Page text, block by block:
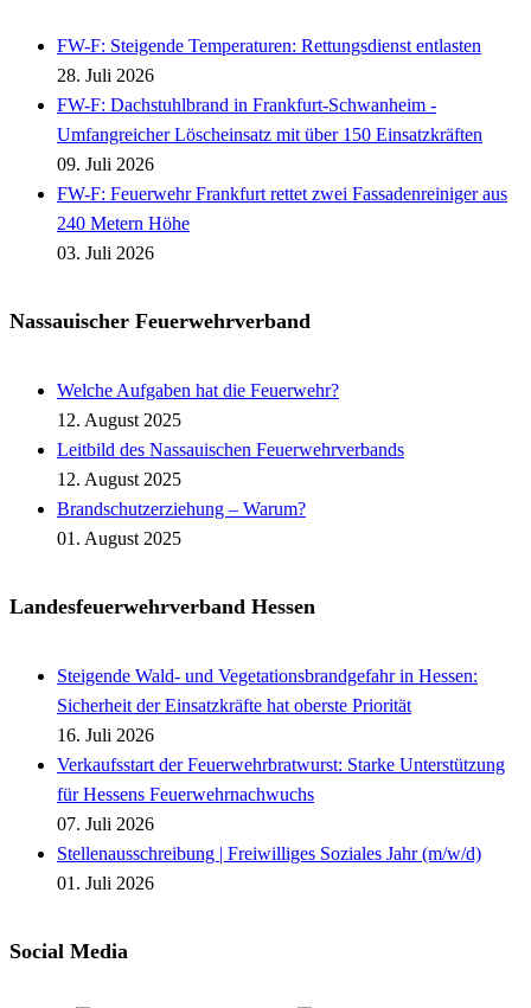
FW-F: Steigende Temperaturen: Rettungsdienst entlasten
28. Juli 2026
FW-F: Dachstuhlbrand in Frankfurt-Schwanheim -
Umfangreicher Löscheinsatz mit über 150 Einsatzkräften
09. Juli 2026
FW-F: Feuerwehr Frankfurt rettet zwei Fassadenreiniger aus
240 Metern Höhe
03. Juli 2026
Nassauischer Feuerwehrverband
Welche Aufgaben hat die Feuerwehr?
12. August 2025
Leitbild des Nassauischen Feuerwehrverbands
12. August 2025
Brandschutzerziehung – Warum?
01. August 2025
Landesfeuerwehrverband Hessen
Steigende Wald- und Vegetationsbrandgefahr in Hessen:
Sicherheit der Einsatzkräfte hat oberste Priorität
16. Juli 2026
Verkaufsstart der Feuerwehrbratwurst: Starke Unterstützung
für Hessens Feuerwehrnachwuchs
07. Juli 2026
Stellenausschreibung | Freiwilliges Soziales Jahr (m/w/d)
01. Juli 2026
Social Media